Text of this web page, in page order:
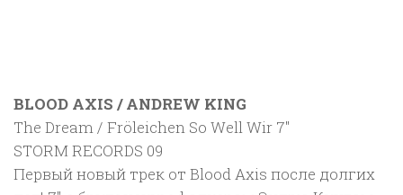
BLOOD AXIS / ANDREW KING
The Dream / Fröleichen So Well Wir 7″
STORM RECORDS 09
Первый новый трек от Blood Axis после долгих